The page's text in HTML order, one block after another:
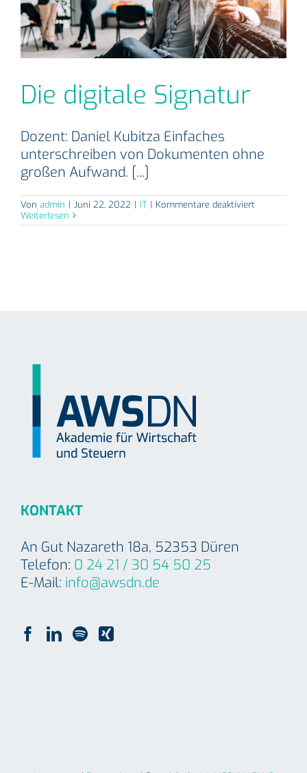
Die digitale Signatur
Dozent: Daniel Kubitza Einfaches
unterschreiben von Dokumenten ohne
großen Aufwand. [...]
Von admin | Juni 22, 2022 | IT | Kommentare deaktiviertfür
digitale
Weiterlesen
KONTAKT
An Gut Nazareth 18a, 52353 Düren
Telefon: 0 24 21 / 30 54 50 25
E-Mail: info@awsdn.de